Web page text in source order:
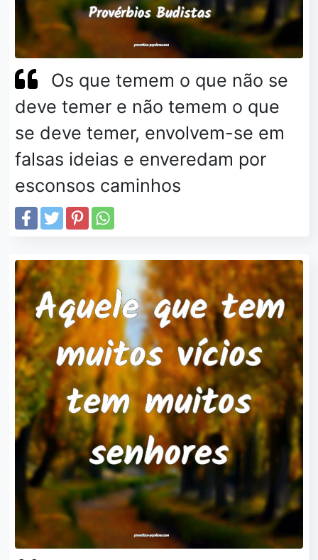
Os que temem o que não se
deve temer e não temem o que
se deve temer, envolvem-se em
falsas ideias e enveredam por
esconsos caminhos